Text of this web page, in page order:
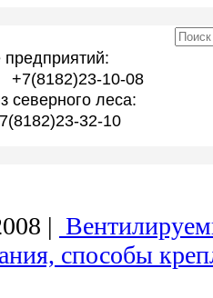
10-08
северного леса:
32-10
|
способы